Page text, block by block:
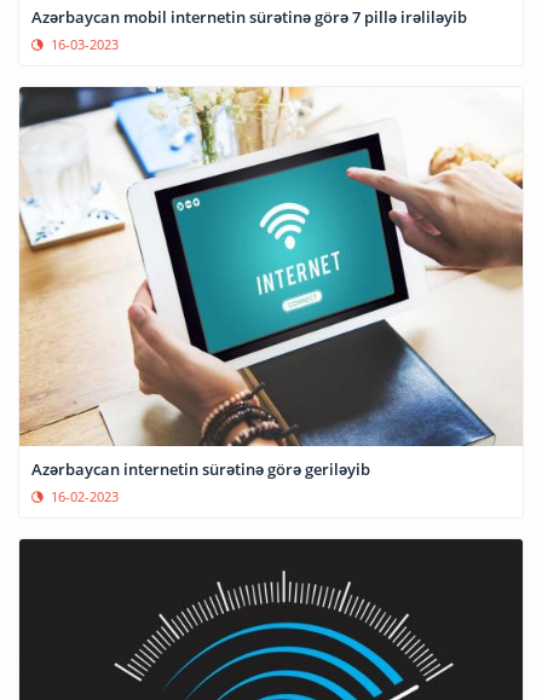
Azərbaycan mobil internetin sürətinə görə 7 pillə irəliləyib
16-03-2023
Azərbaycan internetin sürətinə görə geriləyib
16-02-2023